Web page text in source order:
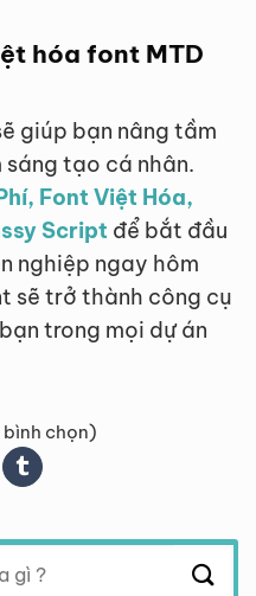
hóa font MTD
giúp bạn nâng tầm
tạo cá nhân.
Font Việt Hóa,
Script để bắt đầu
nghiệp ngay hôm
sẽ trở thành công cụ
trong mọi dự án
chọn)